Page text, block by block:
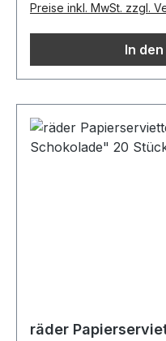
Preise inkl. MwSt. zzgl.
In
räder